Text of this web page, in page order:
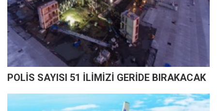
POLİS SAYISI 51 İLİMİZİ GERİDE BIRAKACAK